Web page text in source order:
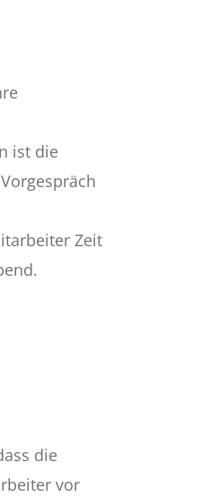
ist die
Zeit
die
vor